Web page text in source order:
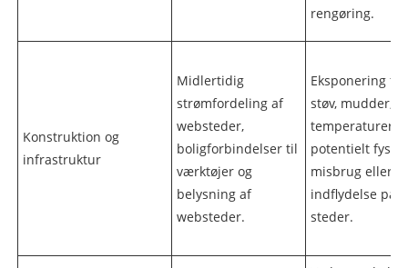
rengøring.
Konstruktion og
infrastruktur
Midlertidig
strømfordeling af
websteder,
boligforbindelser til
værktøjer og
belysning af
websteder.
Eksponering
støv, mudder,
temperaturer
potentielt fysisk
misbrug eller
indflydelse på
steder.